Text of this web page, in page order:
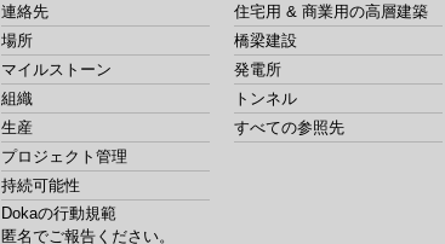
連絡先
場所
マイルストーン
組織
生産
プロジェクト管理
持続可能性
Dokaの行動規範
匿名でご報告ください。
住宅用 & 商業用の高層建築
橋梁建設
発電所
トンネル
すべての参照先